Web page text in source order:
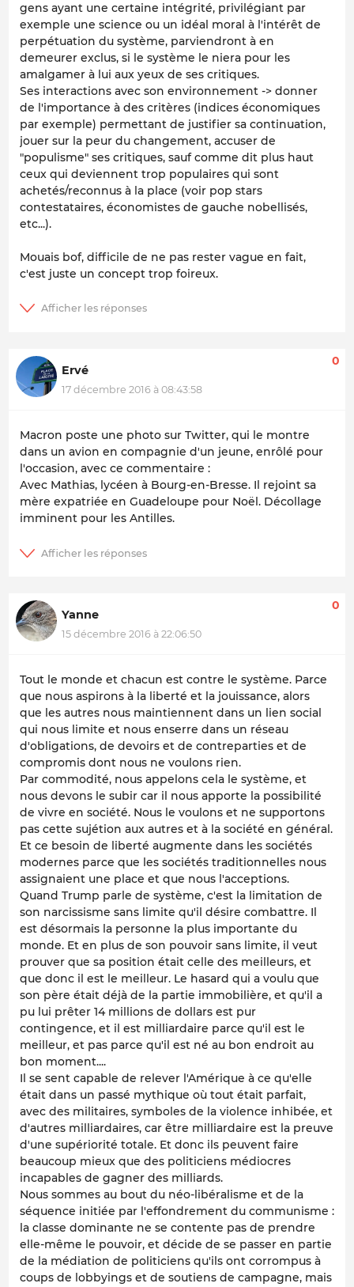
gens ayant une certaine intégrité, privilégiant par
exemple une science ou un idéal moral à l'intérêt de
perpétuation du système, parviendront à en
demeurer exclus, si le système le niera pour les
amalgamer à lui aux yeux de ses critiques.
Ses interactions avec son environnement -> donner
de l'importance à des critères (indices économiques
par exemple) permettant de justifier sa continuation,
jouer sur la peur du changement, accuser de
"populisme" ses critiques, sauf comme dit plus haut
ceux qui deviennent trop populaires qui sont
achetés/reconnus à la place (voir pop stars
contestataires, économistes de gauche nobellisés,
etc...).
Mouais bof, difficile de ne pas rester vague en fait,
c'est juste un concept trop foireux.
Ervé
17 décembre 2016 à 08:43:58
0
Macron poste une photo sur Twitter, qui le montre
dans un avion en compagnie d'un jeune, enrôlé pour
l'occasion, avec ce commentaire :
Avec Mathias, lycéen à Bourg-en-Bresse. Il rejoint sa
mère expatriée en Guadeloupe pour Noël. Décollage
imminent pour les Antilles.
Yanne
15 décembre 2016 à 22:06:50
0
Tout le monde et chacun est contre le système. Parce
que nous aspirons à la liberté et la jouissance, alors
que les autres nous maintiennent dans un lien social
qui nous limite et nous enserre dans un réseau
d'obligations, de devoirs et de contreparties et de
compromis dont nous ne voulons rien.
Par commodité, nous appelons cela le système, et
nous devons le subir car il nous apporte la possibilité
de vivre en société. Nous le voulons et ne supportons
pas cette sujétion aux autres et à la société en général.
Et ce besoin de liberté augmente dans les sociétés
modernes parce que les sociétés traditionnelles nous
assignaient une place et que nous l'acceptions.
Quand Trump parle de système, c'est la limitation de
son narcissisme sans limite qu'il désire combattre. Il
est désormais la personne la plus importante du
monde. Et en plus de son pouvoir sans limite, il veut
prouver que sa position était celle des meilleurs, et
que donc il est le meilleur. Le hasard qui a voulu que
son père était déjà de la partie immobilière, et qu'il a
pu lui prêter 14 millions de dollars est pur
contingence, et il est milliardaire parce qu'il est le
meilleur, et pas parce qu'il est né au bon endroit au
bon moment....
Il se sent capable de relever l'Amérique à ce qu'elle
était dans un passé mythique où tout était parfait,
avec des militaires, symboles de la violence inhibée, et
d'autres milliardaires, car être milliardaire est la preuve
d'une supériorité totale. Et donc ils peuvent faire
beaucoup mieux que des politiciens médiocres
incapables de gagner des milliards.
Nous sommes au bout du néo-libéralisme et de la
séquence initiée par l'effondrement du communisme :
la classe dominante ne se contente pas de prendre
elle-même le pouvoir, et décide de se passer en partie
de la médiation de politiciens qu'ils ont corrompus à
coups de lobbyings et de soutiens de campagne, mais